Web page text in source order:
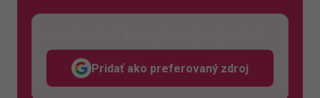
Pridať ako preferovaný zdroj
Odzadu, odkaz sa otvorí v